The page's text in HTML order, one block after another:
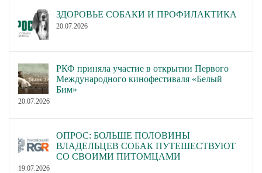
ЗДОРОВЬЕ СОБАКИ И ПРОФИЛАКТИКА
20.07.2026
РКФ приняла участие в открытии Первого
Международного кинофестиваля «Белый
Бим»
20.07.2026
ОПРОС: БОЛЬШЕ ПОЛОВИНЫ
ВЛАДЕЛЬЦЕВ СОБАК ПУТЕШЕСТВУЮТ
СО СВОИМИ ПИТОМЦАМИ
19.07.2026